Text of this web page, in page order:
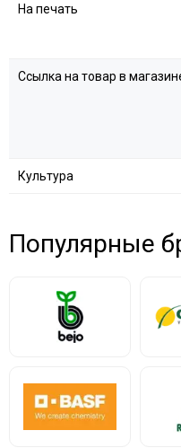
На печать
Ссылка на товар в
Культура
Популярные